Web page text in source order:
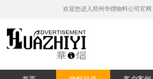
欢迎您进入郑州华熠物料公司官网